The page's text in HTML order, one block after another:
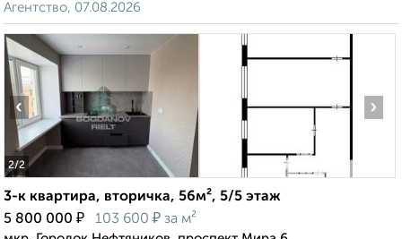
Агентство, 07.08.2026
2/2
‹ ›
3-к квартира, вторичка, 56м², 5/5 этаж
5 800 000 ₽ 103 600 ₽ за м²